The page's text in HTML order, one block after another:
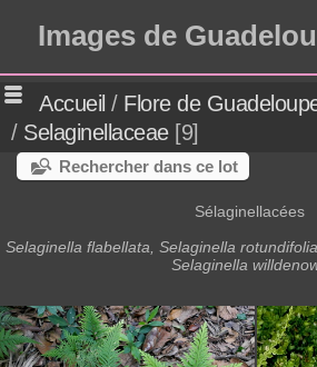
Images de
Accueil / Flore de
/ Selaginellaceae 9
Rechercher dans ce lot
Sélaginellacées
Selaginella flabellata, Selaginella
Selaginella